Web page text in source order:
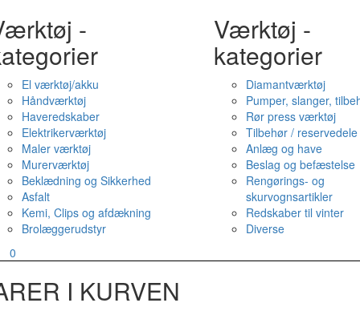
-
El værktøj/akku
Håndværktøj
Haveredskaber
Elektrikerværktøj
Maler værktøj
Murerværktøj
Beklædning og Sikkerhed
Asfalt
Kemi, Clips og afdækning
Brolæggerudstyr
Værktøj -
kategorier
Diamantværktøj
Pumper, slanger,
Rør press værktøj
Tilbehør / reservedele
Anlæg og have
Beslag og befæstelse
Rengørings- og
skurvognsartikler
Redskaber til vinter
Diverse
0
I KURVEN